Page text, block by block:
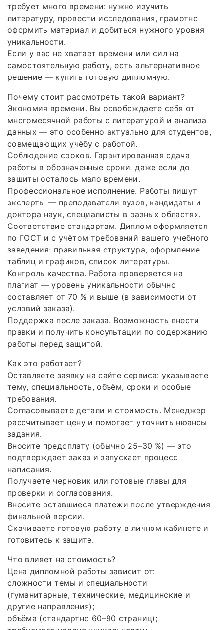
требует много времени: нужно изучить
литературу, провести исследования, грамотно
оформить материал и добиться нужного уровня
уникальности.
Если у вас не хватает времени или сил на
самостоятельную работу, есть альтернативное
решение — купить готовую дипломную.
Почему стоит рассмотреть такой вариант?
Экономия времени. Вы освобождаете себя от
многомесячной работы с литературой и анализа
данных — это особенно актуально для студентов,
совмещающих учёбу с работой.
Соблюдение сроков. Гарантированная сдача
работы в обозначенные сроки, даже если до
защиты осталось мало времени.
Профессиональное исполнение. Работы пишут
эксперты — преподаватели вузов, кандидаты и
доктора наук, специалисты в разных областях.
Соответствие стандартам. Диплом оформляется
по ГОСТ и с учётом требований вашего учебного
заведения: правильная структура, оформление
таблиц и графиков, список литературы.
Контроль качества. Работа проверяется на
плагиат — уровень уникальности обычно
составляет от 70 % и выше (в зависимости от
условий заказа).
Поддержка после заказа. Возможность внести
правки и получить консультации по содержанию
работы перед защитой.
Как это работает?
Оставляете заявку на сайте сервиса: указываете
тему, специальность, объём, сроки и особые
требования.
Согласовываете детали и стоимость. Менеджер
рассчитывает цену и помогает уточнить нюансы
задания.
Вносите предоплату (обычно 25–30 %) — это
подтверждает заказ и запускает процесс
написания.
Получаете черновик или готовые главы для
проверки и согласования.
Вносите оставшиеся платежи после утверждения
финальной версии.
Скачиваете готовую работу в личном кабинете и
готовитесь к защите.
Что влияет на стоимость?
Цена дипломной работы зависит от:
сложности темы и специальности
(гуманитарные, технические, медицинские и
другие направления);
объёма (стандартно 60–90 страниц);